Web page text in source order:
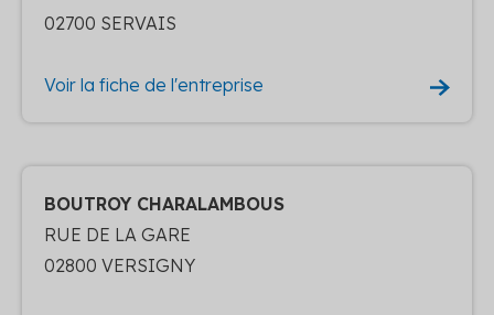
02700 SERVAIS
Voir la fiche de l'entreprise
BOUTROY CHARALAMBOUS
RUE DE LA GARE
02800 VERSIGNY